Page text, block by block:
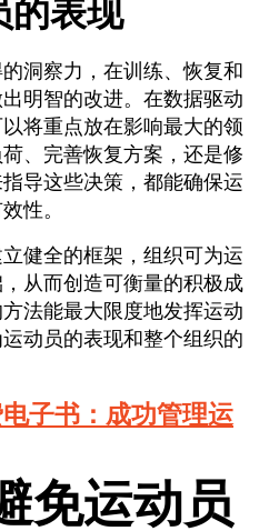
的表现
洞察力，在训练、恢复和
明智的改进。在数据驱动
将重点放在影响最大的领
、完善恢复方案，还是修
导这些决策，都能确保运
性。
健全的框架，组织可为运
从而创造可衡量的积极成
法能最大限度地发挥运动
动员的表现和整个组织的
子书：成功管理运
免运动员